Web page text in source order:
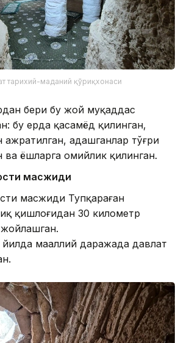
тарихий-маданий қўриқхонаси
бери бу жой муқаддас
бу ерда қасамёд қилинган,
ажратилган, адашганлар тўғри
ва ёшларга ҳомийлик қилинган.
масжиди
масжиди Тупқараған
қишлоғидан 30 километр
маҳаллий даражада давлат